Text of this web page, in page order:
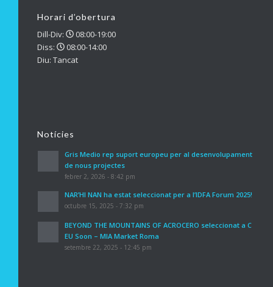
Horari d’obertura
Dill-Div:
08:00-19:00
Diss:
08:00-14:00
Diu: Tancat
Notícies
Gris Medio rep suport europeu per al desenvolupament
de nous projectes
febrer 2, 2026 - 8:42 pm
NAR’HI NAN ha estat seleccionat per a l’IDFA Forum 2025!
octubre 15, 2025 - 7:32 pm
BEYOND THE MOUNTAINS OF ACROCERO seleccionat a C
EU Soon – MIA Market Roma
setembre 22, 2025 - 12:45 pm